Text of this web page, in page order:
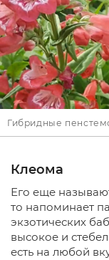
Гибридные
Клеома
Его еще
то напоминает
экзотических
высокое и
есть на любой